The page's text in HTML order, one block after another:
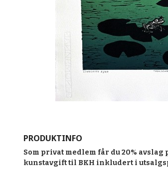
PRODUKTINFO
Som privat medlem får du 20%
kunstavgift til BKH inkludert i